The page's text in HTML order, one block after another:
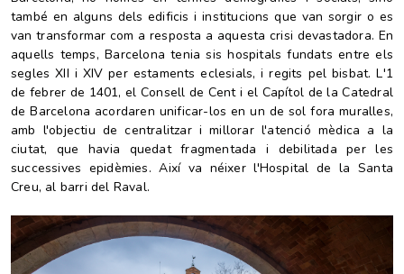
també en alguns dels edificis i institucions que van sorgir o es
van transformar com a resposta a aquesta crisi devastadora. En
aquells temps, Barcelona tenia sis hospitals fundats entre els
segles XII i XIV per estaments eclesials, i regits pel bisbat. L'1
de febrer de 1401, el Consell de Cent i el Capítol de la Catedral
de Barcelona acordaren unificar-los en un de solfora muralles,
amb l'objectiu de centralitzar i millorar l'atenció mèdica a la
ciutat, que havia quedat fragmentada i debilitada per les
successives epidèmies. Així va néixerl'Hospital de la Santa
Creu, al barri del Raval.